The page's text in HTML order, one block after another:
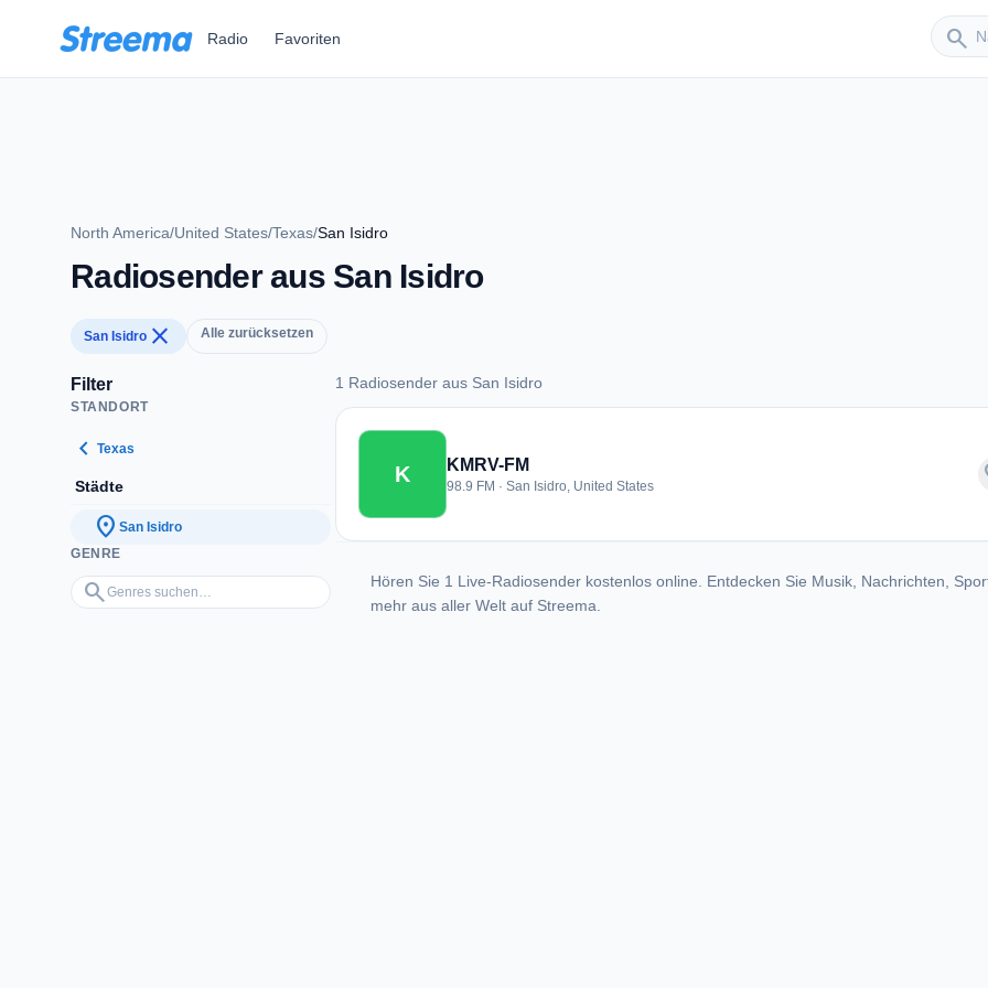
Radio Favoriten search
Sender
North America/United States/Texas/San Isidro
Radiosender aus San Isidro
San Isidro close Alle zurücksetzen
Filter
STANDORT
chevron_left Texas
Städte
location_on San Isidro
GENRE
search
Genres suchen…
1 Radiosender aus San Isidro
1 Radiosender aus San Isidro
K KMRV-FM
98.9 FM · San Isidro, United States
Hören Sie 1 Live-Radiosender kostenlos online. Entdecken Sie Musik, Nachrichten,
mehr aus aller Welt auf Streema.